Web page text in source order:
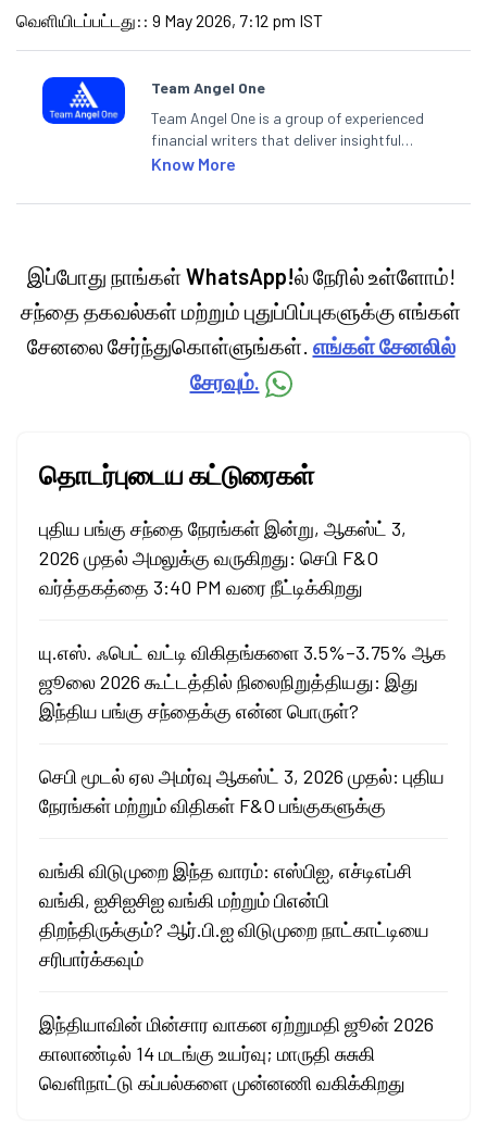
வெளியிடப்பட்டது: : 9 May 2026, 7:12 pm IST
Team Angel One
Team Angel One is a group of experienced
financial writers that deliver insightful
articles on the stock market, IPO, economy,
categories.
Know More
இப்போது நாங்கள் WhatsApp!ல் நேரில் உள்ளோம்!
சந்தை தகவல்கள் மற்றும் புதுப்பிப்புகளுக்கு எங்கள்
சேனலை சேர்ந்துகொள்ளுங்கள். எங்கள் சேனலில்
சேரவும்.
தொடர்புடைய கட்டுரைகள்
புதிய பங்கு சந்தை நேரங்கள் இன்று, ஆகஸ்ட் 3,
2026 முதல் அமலுக்கு வருகிறது: செபி F&O
வர்த்தகத்தை 3:40 PM வரை நீட்டிக்கிறது
யு.எஸ். ஃபெட் வட்டி விகிதங்களை 3.5%–3.75% ஆக
ஜூலை 2026 கூட்டத்தில் நிலைநிறுத்தியது: இது
இந்திய பங்கு சந்தைக்கு என்ன பொருள்?
செபி மூடல் ஏல அமர்வு ஆகஸ்ட் 3, 2026 முதல்: புதிய
நேரங்கள் மற்றும் விதிகள் F&O பங்குகளுக்கு
வங்கி விடுமுறை இந்த வாரம்: எஸ்பிஐ, எச்டிஎப்சி
வங்கி, ஐசிஐசிஐ வங்கி மற்றும் பிஎன்பி
திறந்திருக்கும்? ஆர்.பி.ஐ விடுமுறை நாட்காட்டியை
சரிபார்க்கவும்
இந்தியாவின் மின்சார வாகன ஏற்றுமதி ஜூன் 2026
காலாண்டில் 14 மடங்கு உயர்வு; மாருதி சுசுகி
வெளிநாட்டு கப்பல்களை முன்னணி வகிக்கிறது